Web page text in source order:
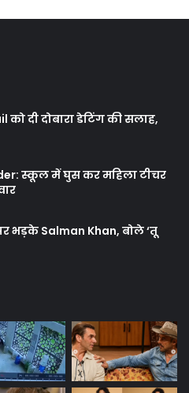
दी दोबारा डेटिंग की सलाह,
स्कूल में घुस कर महिला टीचर
भड़के Salman Khan, बोले ‘तू